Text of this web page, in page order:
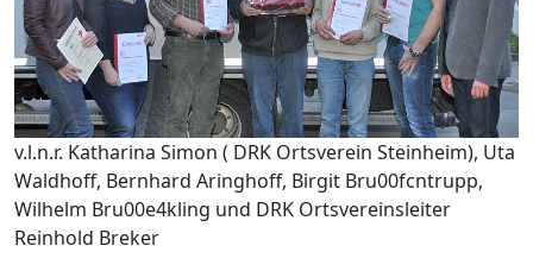
v.l.n.r. Katharina Simon ( DRK Ortsverein Steinheim), Uta
Waldhoff, Bernhard Aringhoff, Birgit Bru00fcntrupp,
Wilhelm Bru00e4kling und DRK Ortsvereinsleiter
Reinhold Breker